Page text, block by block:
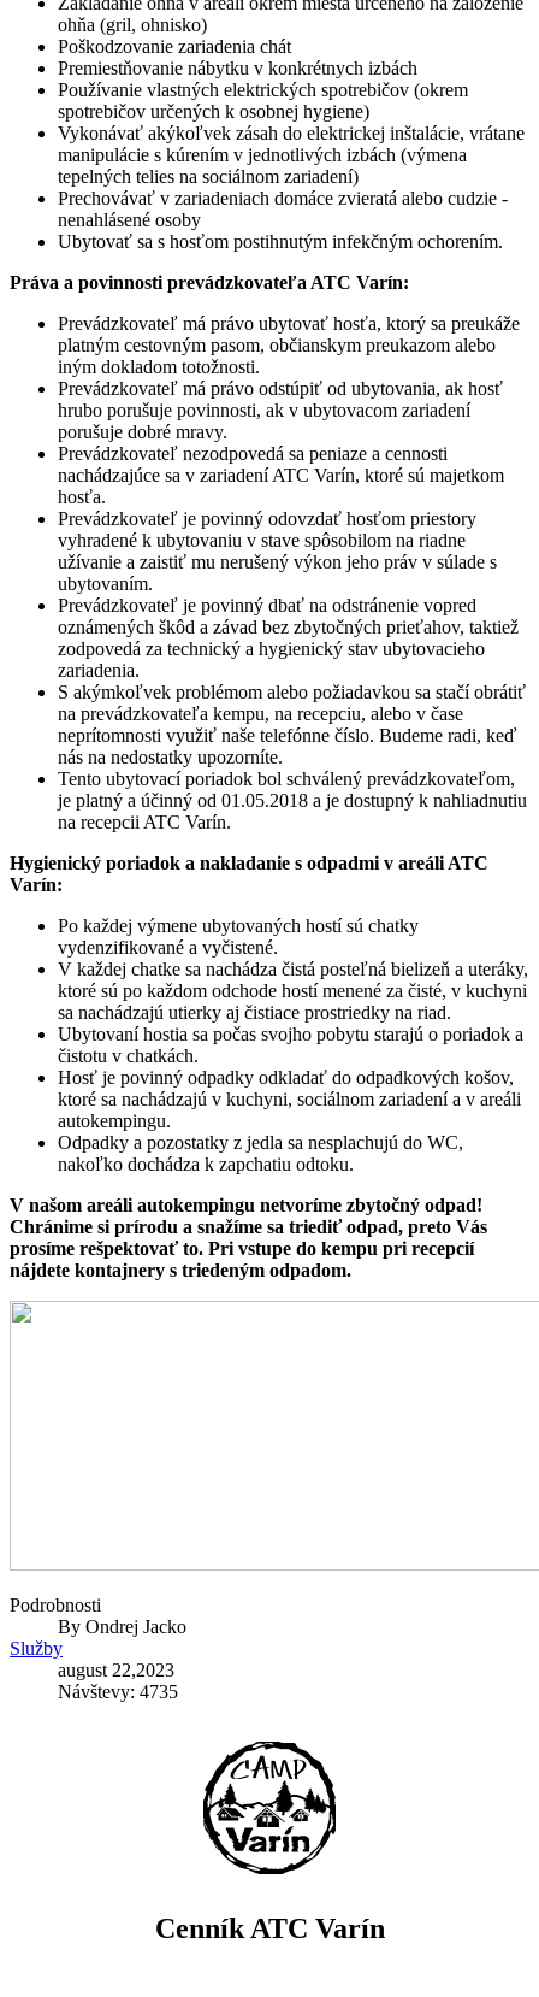
ohňa (gril, ohnisko)
Poškodzovanie zariadenia chát
Premiestňovanie nábytku v konkrétnych izbách
Používanie vlastných elektrických spotrebičov (okrem
spotrebičov určených k osobnej hygiene)
Vykonávať akýkoľvek zásah do elektrickej inštalácie, vrátane
manipulácie s kúrením v jednotlivých izbách (výmena
tepelných telies na sociálnom zariadení)
Prechovávať v zariadeniach domáce zvieratá alebo cudzie -
nenahlásené osoby
Ubytovať sa s hosťom postihnutým infekčným ochorením.
Práva a povinnosti prevádzkovateľa ATC Varín:
Prevádzkovateľ má právo ubytovať hosťa, ktorý sa preukáže
platným cestovným pasom, občianskym preukazom alebo
iným dokladom totožnosti.
Prevádzkovateľ má právo odstúpiť od ubytovania, ak hosť
hrubo porušuje povinnosti, ak v ubytovacom zariadení
porušuje dobré mravy.
Prevádzkovateľ nezodpovedá sa peniaze a cennosti
nachádzajúce sa v zariadení ATC Varín, ktoré sú majetkom
hosťa.
Prevádzkovateľ je povinný odovzdať hosťom priestory
vyhradené k ubytovaniu v stave spôsobilom na riadne
užívanie a zaistiť mu nerušený výkon jeho práv v súlade s
ubytovaním.
Prevádzkovateľ je povinný dbať na odstránenie vopred
oznámených škôd a závad bez zbytočných prieťahov, taktiež
zodpovedá za technický a hygienický stav ubytovacieho
zariadenia.
S akýmkoľvek problémom alebo požiadavkou sa stačí obrátiť
na prevádzkovateľa kempu, na recepciu, alebo v čase
neprítomnosti využiť naše telefónne číslo. Budeme radi, keď
nás na nedostatky upozorníte.
Tento ubytovací poriadok bol schválený prevádzkovateľom,
je platný a účinný od 01.05.2018 a je dostupný k nahliadnutiu
na recepcii ATC Varín.
Hygienický poriadok a nakladanie s odpadmi v areáli ATC
Varín:
Po každej výmene ubytovaných hostí sú chatky
vydenzifikované a vyčistené.
V každej chatke sa nachádza čistá posteľná bielizeň a uteráky,
ktoré sú po každom odchode hostí menené za čisté, v kuchyni
sa nachádzajú utierky aj čistiace prostriedky na riad.
Ubytovaní hostia sa počas svojho pobytu starajú o poriadok a
čistotu v chatkách.
Hosť je povinný odpadky odkladať do odpadkových košov,
ktoré sa nachádzajú v kuchyni, sociálnom zariadení a v areáli
autokempingu.
Odpadky a pozostatky z jedla sa nesplachujú do WC,
nakoľko dochádza k zapchatiu odtoku.
V našom areáli autokempingu netvoríme zbytočný odpad!
Chránime si prírodu a snažíme sa triediť odpad, preto Vás
prosíme rešpektovať to. Pri vstupe do kempu pri recepcií
nájdete kontajnery s triedeným odpadom.
Podrobnosti
By Ondrej Jacko
Služby
august 22,2023
Návštevy: 4735
Cenník ATC Varín